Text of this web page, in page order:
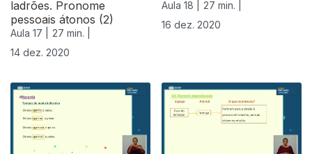
ladrões. Pronome
pessoais átonos (2)
Aula 17 |
27 min. |
14 dez. 2020
Aula 18 |
27 min. |
16 dez. 2020